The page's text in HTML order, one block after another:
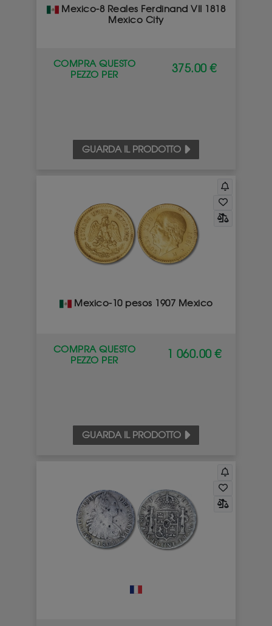
Mexico-8 Reales Ferdinand VII 1818
Mexico City
COMPRA QUESTO
PEZZO PER
375.00 €
GUARDA IL PRODOTTO
Mexico-10 pesos 1907 Mexico
COMPRA QUESTO
PEZZO PER
1 060.00 €
GUARDA IL PRODOTTO